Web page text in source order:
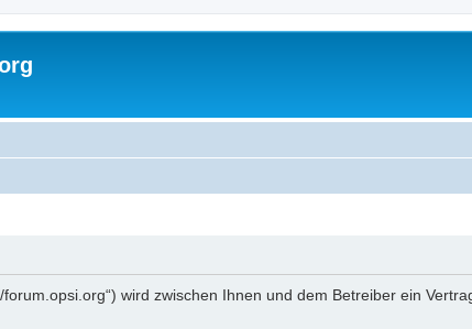
wird zwischen Ihnen und dem Betreiber ein